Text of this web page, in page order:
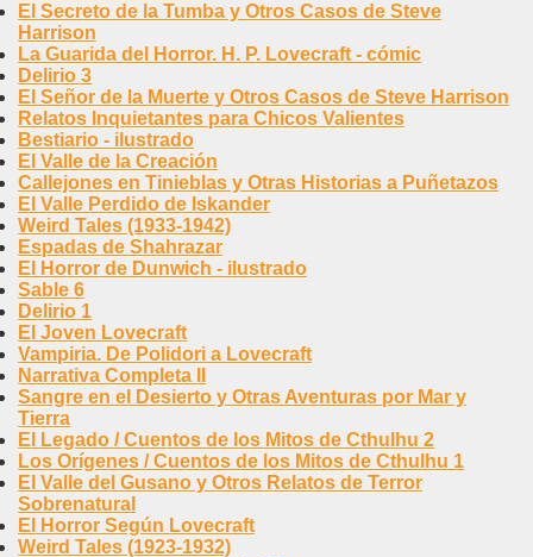
El Secreto de la Tumba y Otros Casos de Steve
Harrison
La Guarida del Horror. H. P. Lovecraft - cómic
Delirio 3
El Señor de la Muerte y Otros Casos de Steve Harrison
Relatos Inquietantes para Chicos Valientes
Bestiario - ilustrado
El Valle de la Creación
Callejones en Tinieblas y Otras Historias a Puñetazos
El Valle Perdido de Iskander
Weird Tales (1933-1942)
Espadas de Shahrazar
El Horror de Dunwich - ilustrado
Sable 6
Delirio 1
El Joven Lovecraft
Vampiria. De Polidori a Lovecraft
Narrativa Completa II
Sangre en el Desierto y Otras Aventuras por Mar y
Tierra
El Legado / Cuentos de los Mitos de Cthulhu 2
Los Orígenes / Cuentos de los Mitos de Cthulhu 1
El Valle del Gusano y Otros Relatos de Terror
Sobrenatural
El Horror Según Lovecraft
Weird Tales (1923-1932)